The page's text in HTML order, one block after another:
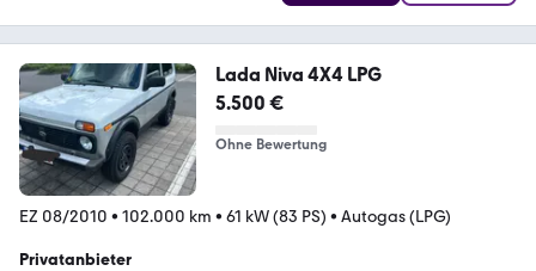
Lada Niva 4X4 LPG
5.500 €
Ohne Bewertung
EZ 08/2010 • 102.000 km • 61 kW (83 PS) • Autogas (LPG)
Privatanbieter